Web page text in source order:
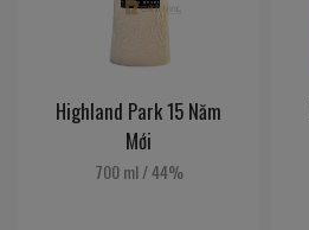
Highland Park 15 Năm
Mới
700 ml /44%